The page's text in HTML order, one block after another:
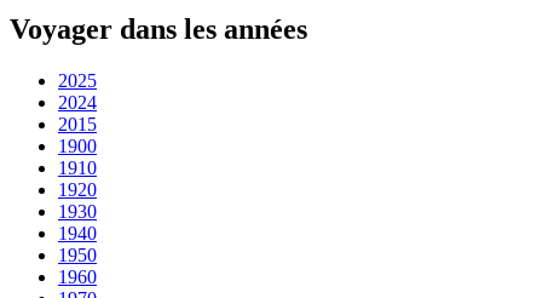
Voyager dans les années
2025
2024
2015
1900
1910
1920
1930
1940
1950
1960